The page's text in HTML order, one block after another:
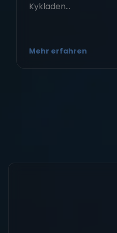
Kykladen...
Mehr erfahren